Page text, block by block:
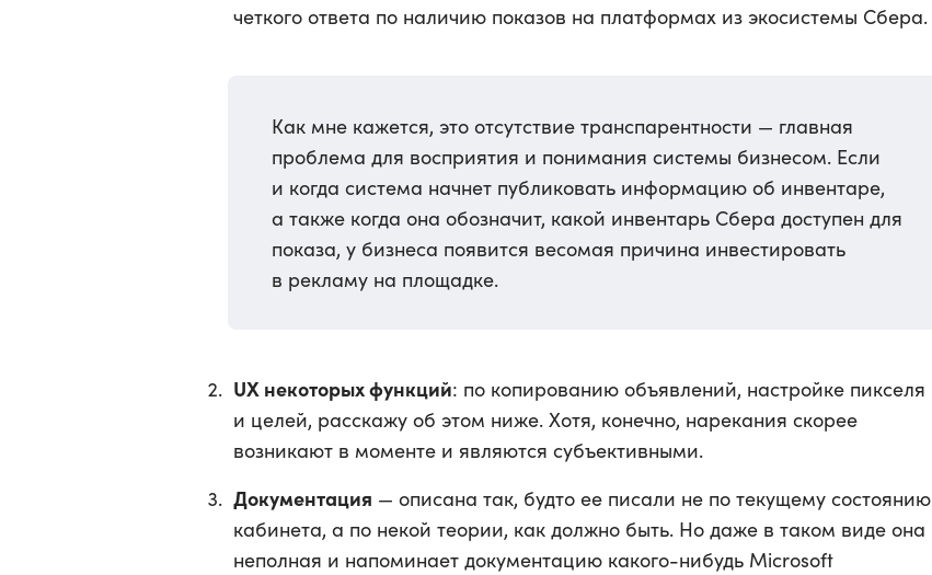
четкого ответа по наличию показов на платформах из экосистемы Сбера.
Как мне кажется, это отсутствие транспарентности — главная
проблема для восприятия и понимания системы бизнесом. Если
и когда система начнет публиковать информацию об инвентаре,
а также когда она обозначит, какой инвентарь Сбера доступен для
показа, у бизнеса появится весомая причина инвестировать
в рекламу на площадке.
UX некоторых функций: по копированию объявлений, настройке пикселя
и целей, расскажу об этом ниже. Хотя, конечно, нарекания скорее
возникают в моменте и являются субъективными.
Документация — описана так, будто ее писали не по текущему состоянию
кабинета, а по некой теории, как должно быть. Но даже в таком виде она
неполная и напоминает документацию какого-нибудь Microsoft